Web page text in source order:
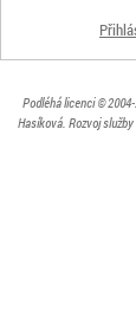
Podléhá licenci©
Hasíková. Rozvoj